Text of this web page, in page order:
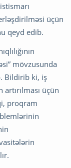
üçün
qeyd edib.
mövzusunda
Bildirib ki, iş
üçün
proqram